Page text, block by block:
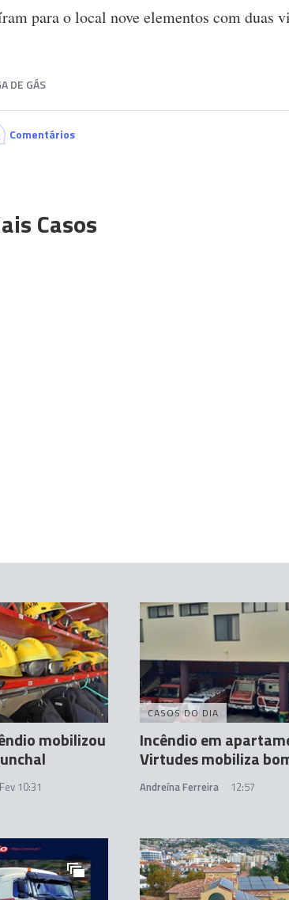
para o local nove elementos com duas
DE GÁS
Comentários
Casos
mobilizou
10:31
CASOS DO DIA
Incêndio em
Virtudes mobiliza
Andreína Ferreira 12:57